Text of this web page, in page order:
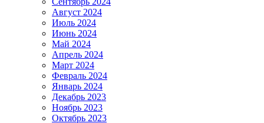
Август 2024
Июль 2024
Июнь 2024
Май 2024
Апрель 2024
Март 2024
Февраль 2024
Январь 2024
Декабрь 2023
Ноябрь 2023
Октябрь 2023